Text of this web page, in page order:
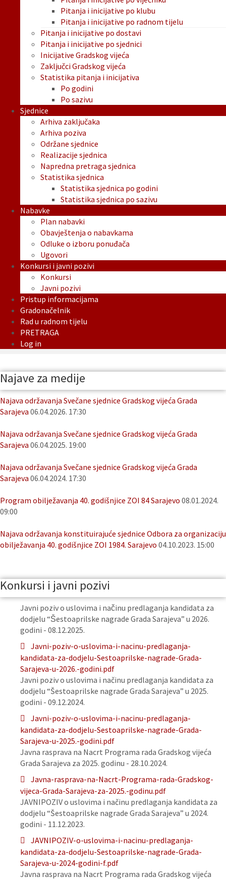
Pitanja i inicijative po klubu
Pitanja i inicijative po radnom tijelu
Pitanja i inicijative po dostavi
Pitanja i inicijative po sjednici
Inicijative Gradskog vijeća
Zaključci Gradskog vijeća
Statistika pitanja i inicijativa
Po godini
Po sazivu
Sjednice
Arhiva zaključaka
Arhiva poziva
Održane sjednice
Realizacije sjednica
Napredna pretraga sjednica
Statistika sjednica
Statistika sjednica po godini
Statistika sjednica po sazivu
Nabavke
Plan nabavki
Obavještenja o nabavkama
Odluke o izboru ponuđača
Ugovori
Konkursi i javni pozivi
Konkursi
Javni pozivi
Pristup informacijama
Gradonačelnik
Rad u radnom tijelu
PRETRAGA
Log in
Najave za medije
Najava održavanja Svečane sjednice Gradskog vijeća Grada
Sarajeva 06.04.2026. 17:30
Najava održavanja Svečane sjednice Gradskog vijeća Grada
Sarajeva 06.04.2025. 19:00
Najava održavanja Svečane sjednice Gradskog vijeća Grada
Sarajeva 06.04.2024. 17:30
Program obilježavanja 40. godišnjice ZOI 84 Sarajevo 08.01.2024.
09:00
Najava održavanja konstituirajuće sjednice Odbora za organizaciju
obilježavanja 40. godišnjice ZOI 1984. Sarajevo 04.10.2023. 15:00
Konkursi i javni pozivi
Javni poziv o uslovima i načinu predlaganja kandidata za
dodjelu “Šestoaprilske nagrade Grada Sarajeva” u 2026.
godini - 08.12.2025.
Javni-poziv-o-uslovima-i-nacinu-predlaganja-
kandidata-za-dodjelu-Sestoaprilske-nagrade-Grada-
Sarajeva-u-2026.-godini.pdf
Javni poziv o uslovima i načinu predlaganja kandidata za
dodjelu “Šestoaprilske nagrade Grada Sarajeva” u 2025.
godini - 09.12.2024.
Javni-poziv-o-uslovima-i-nacinu-predlaganja-
kandidata-za-dodjelu-Sestoaprilske-nagrade-Grada-
Sarajeva-u-2025.-godini.pdf
Javna rasprava na Nacrt Programa rada Gradskog vijeća
Grada Sarajeva za 2025. godinu - 28.10.2024.
Javna-rasprava-na-Nacrt-Programa-rada-Gradskog-
vijeca-Grada-Sarajeva-za-2025.-godinu.pdf
JAVNIPOZIV o uslovima i načinu predlaganja kandidata za
dodjelu “Šestoaprilske nagrade Grada Sarajeva” u 2024.
godini - 11.12.2023.
JAVNIPOZIV-o-uslovima-i-nacinu-predlaganja-
kandidata-za-dodjelu-Sestoaprilske-nagrade-Grada-
Sarajeva-u-2024-godini-f.pdf
Javna rasprava na Nacrt Programa rada Gradskog vijeća